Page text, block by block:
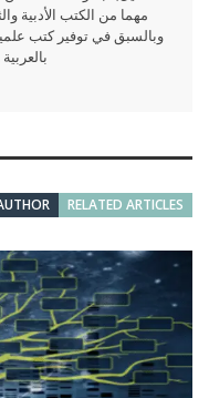
مهما من الكتب الأدبية
وبالسبق في توفير كتب
RELATED ARTICLES